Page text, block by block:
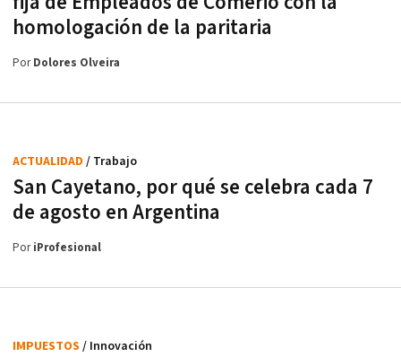
homologación de la paritaria
PorDolores Olveira
San Cayetano, por qué se celebra cada 7
de agosto en Argentina
ACTUALIDAD / Trabajo
PoriProfesional
IMPUESTOS / Innovación